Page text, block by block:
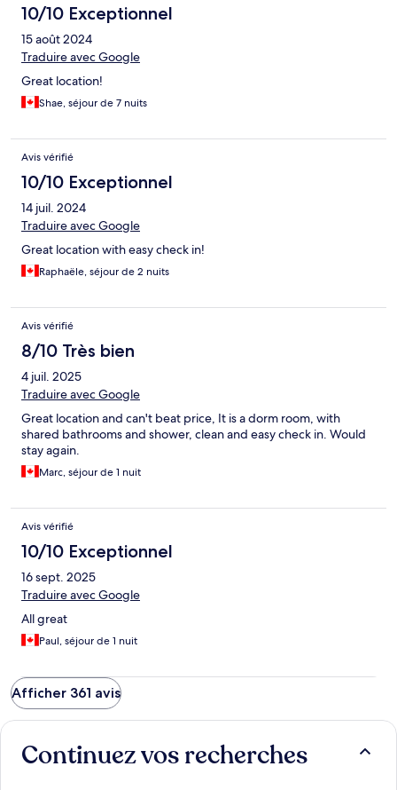
10/10 Exceptionnel
15 août 2024
Traduire avec Google
Great location!
Shae, séjour de 7 nuits
Avis vérifié
10/10 Exceptionnel
14 juil. 2024
Traduire avec Google
Great location with easy check in!
Raphaële, séjour de 2 nuits
Avis vérifié
8/10 Très bien
4 juil. 2025
Traduire avec Google
Great location and can't beat price, It is a dorm room, with
shared bathrooms and shower, clean and easy check in. Would
stay again.
Marc, séjour de 1 nuit
Avis vérifié
10/10 Exceptionnel
16 sept. 2025
Traduire avec Google
All great
Paul, séjour de 1 nuit
Afficher 361 avis
Continuez vos recherches